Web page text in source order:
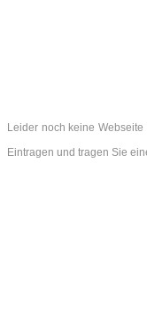
Leider noch keine
Eintragen und tragen Sie